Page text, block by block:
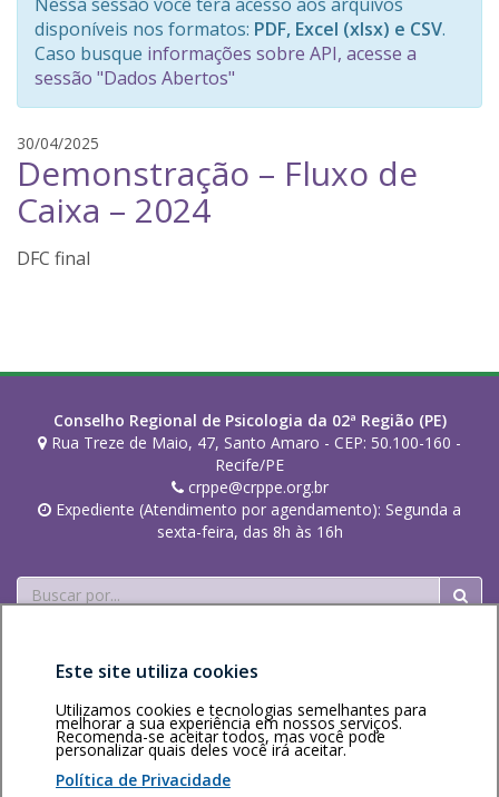
disponíveis nos formatos: PDF, Excel (xlsx) e CSV.
Caso busque informações sobre API, acesse a
sessão "Dados Abertos"
30/04/2025
h
a
Demonstração – Fluxo de
Caixa – 2024
DFC final
Conselho Regional de Psicologia da 02ª Região (PE)
Rua Treze de Maio, 47, Santo Amaro - CEP: 50.100-160 -
Recife/PE
crppe@crppe.org.br
Expediente (Atendimento por agendamento): Segunda a
sexta-feira, das 8h às 16h
Buscar
Área restritaPolítica de
privacidadePersonalização
Voltar ao topo
Este site utiliza cookies
Utilizamos cookies e tecnologias semelhantes para
melhorar a sua experiência em nossos serviços.
Recomenda-se aceitar todos, mas você pode
personalizar quais deles você irá aceitar.
Política de Privacidade